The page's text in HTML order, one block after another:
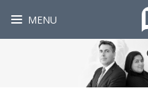
MENU